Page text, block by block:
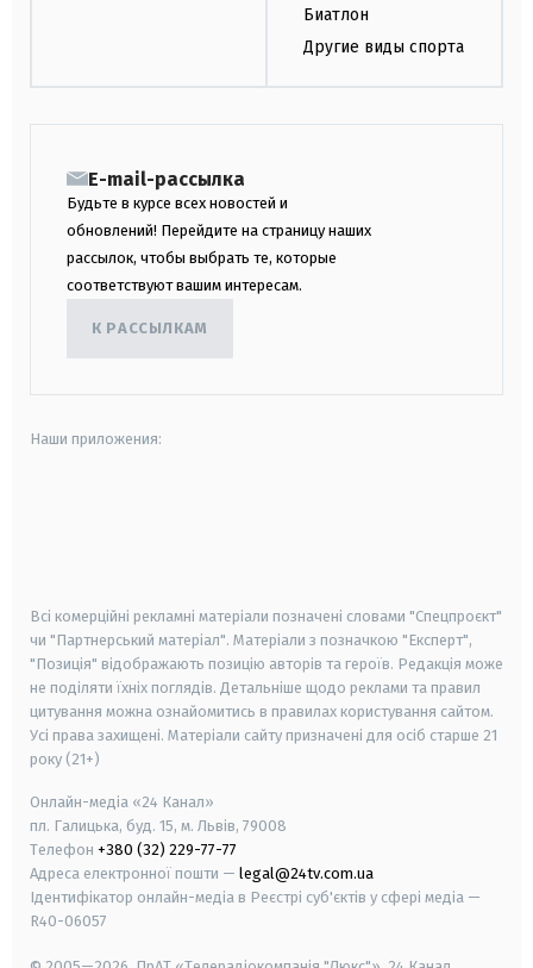
Биатлон
Другие виды спорта
E-mail-рассылка
Будьте в курсе всех новостей и
обновлений! Перейдите на страницу наших
рассылок, чтобы выбрать те, которые
соответствуют вашим интересам.
К РАССЫЛКАМ
Наши приложения:
Всі комерційні рекламні матеріали позначені словами "Спецпроєкт"
чи "Партнерський матеріал". Матеріали з позначкою "Експерт",
"Позиція" відображають позицію авторів та героїв. Редакція може
не поділяти їхніх поглядів. Детальніше щодо реклами та правил
цитування можна ознайомитись в правилах користування сайтом.
Усі права захищені. Матеріали сайту призначені для осіб старше 21
року (21+)
Онлайн-медіа «24 Канал»
пл. Галицька, буд. 15, м. Львів, 79008
Телефон +380 (32) 229-77-77
Адреса електронної пошти — legal@24tv.com.ua
Ідентифікатор онлайн-медіа в Реєстрі суб'єктів у сфері медіа —
R40-06057